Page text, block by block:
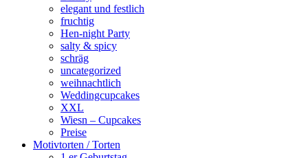
elegant und festlich
fruchtig
Hen-night Party
salty & spicy
schräg
uncategorized
weihnachtlich
Weddingcupcakes
XXL
Wiesn – Cupcakes
Preise
Motivtorten / Torten